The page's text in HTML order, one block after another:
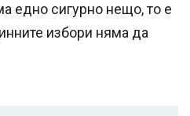
едно сигурно нещо, то е
избори няма да